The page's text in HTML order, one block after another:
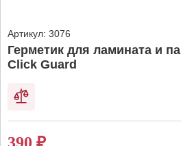
Артикул: 3076
Герметик для ламината и
Click Guard